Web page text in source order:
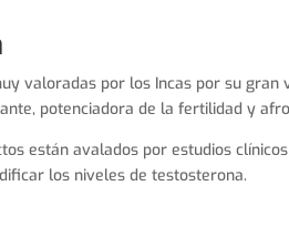
valoradas por los Incas por su
potenciadora de la fertilidad y
están avalados por estudios
los niveles de testosterona.